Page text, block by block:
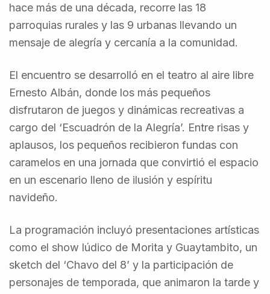
hace más de una década, recorre las 18
parroquias rurales y las 9 urbanas llevando un
mensaje de alegría y cercanía a la comunidad.
El encuentro se desarrolló en el teatro al aire libre
Ernesto Albán, donde los más pequeños
disfrutaron de juegos y dinámicas recreativas a
cargo del ‘Escuadrón de la Alegría’. Entre risas y
aplausos, los pequeños recibieron fundas con
caramelos en una jornada que convirtió el espacio
en un escenario lleno de ilusión y espíritu
navideño.
La programación incluyó presentaciones artísticas
como el show lúdico de Morita y Guaytambito, un
sketch del ‘Chavo del 8’ y la participación de
personajes de temporada, que animaron la tarde y